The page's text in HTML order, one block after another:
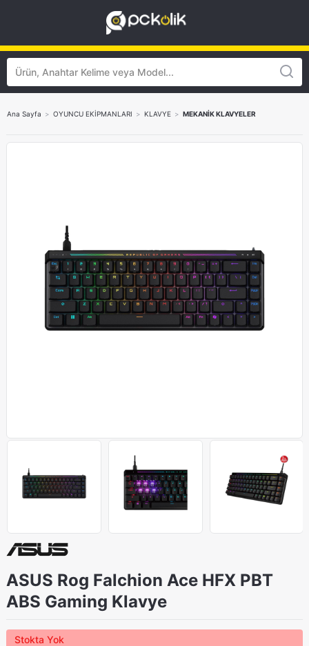
Ana Sayfa > OYUNCU EKİPMANLARI > KLAVYE > MEKANİK KLAVYELER
ASUS Rog Falchion Ace HFX PBT
ABS Gaming Klavye
Stokta Yok